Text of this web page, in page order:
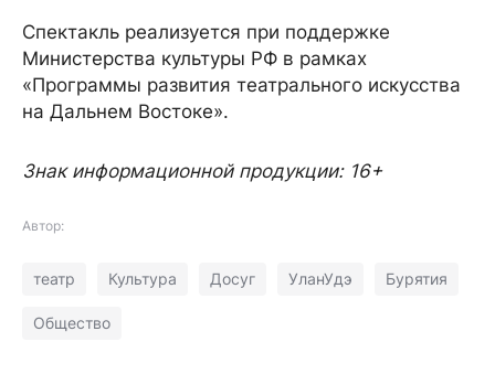
Спектакль реализуется при поддержке
Министерства культуры РФ в рамках
«Программы развития театрального искусства
на Дальнем Востоке».
Знак информационной продукции: 16+
Автор:
театр Культура Досуг УланУдэ Бурятия
Общество